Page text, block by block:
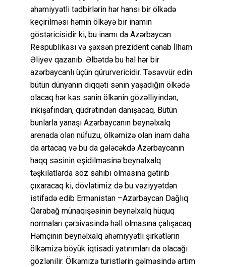
əhəmiyyətli tədbirlərin hər hansı bir ölkədə
keçirilməsi həmin ölkəyə bir inamın
göstəricisidir ki, bu inamı da Azərbaycan
Respublikası və şəxsən prezident cənab İlham
Əliyev qazanıb. Əlbətdə bu hal hər bir
azərbaycanlı üçün qürurvericidir. Təsəvvür edin
bütün dünyanın diqqəti sənin yaşadığın ölkədə
olacaq hər kəs sənin ölkənin gözəlliyindən,
inkişafından, qüdrətindən danışacaq. Bütün
bunlarla yanaşı Azərbaycanın beynəlxalq
arenada olan nüfuzu, ölkəmizə olan inam daha
da artacaq və bu da gələcəkdə Azərbaycanın
haqq səsinin eşidilməsinə beynəlxalq
təşkilatlarda söz sahibi olmasına gətirib
çıxaracaq ki, dövlətimiz də bu vəziyyətdən
istifadə edib Ermənistan –Azərbaycan Dağlıq
Qarabağ münaqişəsinin beynəlxalq hüquq
normaları çərзivəsində həll olmasına çalışacaq.
Həmçinin beynəlxalq əhəmiyyətli şirkətlərin
ölkəmizə böyük iqtisadi yatırımları da olacağı
gözlənilir. Ölkəmizə turistlərin gəlməsində artım